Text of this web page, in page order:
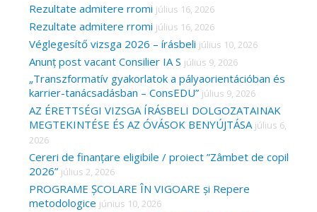
Rezultate admitere rromi július 16, 2026
Rezultate admitere rromi július 16, 2026
Véglegesítő vizsga 2026 – írásbeli július 10, 2026
Anunț post vacant Consilier IA S július 9, 2026
„Transzformatív gyakorlatok a pályaorientációban és
karrier-tanácsadásban – ConsEDU” július 9, 2026
AZ ÉRETTSÉGI VIZSGA ÍRÁSBELI DOLGOZATAINAK
MEGTEKINTÉSE ÉS AZ ÓVÁSOK BENYÚJTÁSA július 6,
2026
Cereri de finanțare eligibile / proiect ”Zâmbet de copil
2026” július 2, 2026
PROGRAME ȘCOLARE ÎN VIGOARE și Repere
metodologice június 10, 2026